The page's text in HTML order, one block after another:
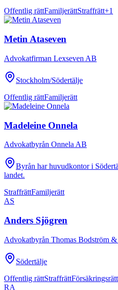
Offentlig rättFamiljerättStraffrätt+1
Metin Ataseven
Advokatfirman Lexseven AB
Stockholm/Södertälje
Offentlig rättFamiljerätt
Madeleine Onnela
Advokatbyrån Onnela AB
Byrån har huvudkontor i
landet.
StraffrättFamiljerätt
AS
Anders Sjögren
Advokatbyrån Thomas Bodström
Södertälje
Offentlig rättStraffrättFörsäkringsrätt
RA